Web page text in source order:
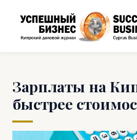
Зарплаты на
быстрее